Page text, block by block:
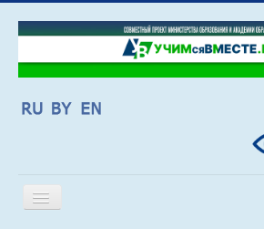
Включить/
выключить